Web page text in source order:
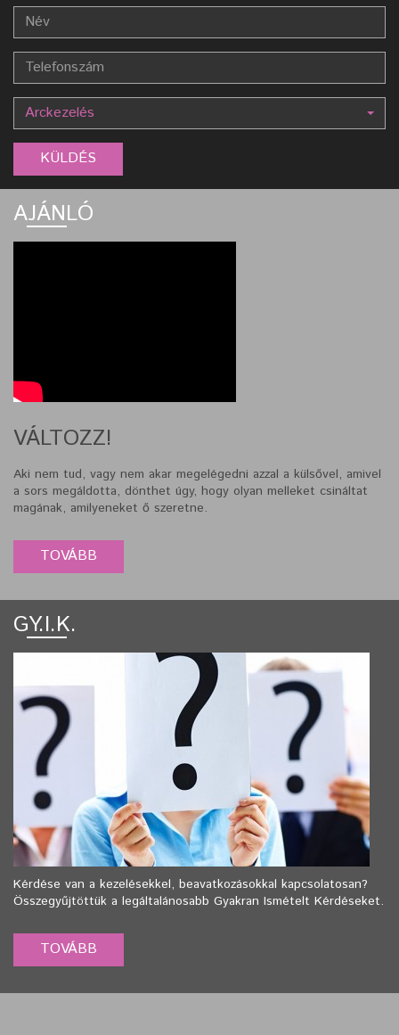
Arckezelés
AJÁNLÓ
VÁLTOZZ!
Aki nem tud, vagy nem akar megelégedni azzal a külsővel, amivel
a sors megáldotta, dönthet úgy, hogy olyan melleket csináltat
magának, amilyeneket ő szeretne.
GY.I.K.
Kérdése van a kezelésekkel, beavatkozásokkal kapcsolatosan?
Összegyűjtöttük a legáltalánosabb Gyakran Ismételt Kérdéseket.